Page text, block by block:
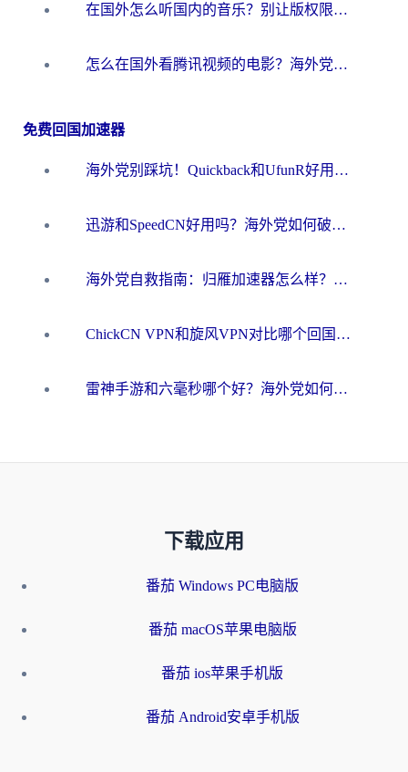
在国外怎么听国内的音乐？别让版权限制断了你的华语歌单
怎么在国外看腾讯视频的电影？海外党亲测有效的回国加速指南
免费回国加速器
海外党别踩坑！Quickback和UfunR好用吗？选对回国加速器才能无缝刷国内资源
迅游和SpeedCN好用吗？海外党如何破解那道看不见的墙
海外党自救指南：归雁加速器怎么样？教你避开坑实现国内资源无缝访问
ChickCN VPN和旋风VPN对比哪个回国效果更好？海外用户的选择困境与出路
雷神手游和六毫秒哪个好？海外党如何真正解锁国内资源
下载应用
番茄 Windows PC电脑版
番茄 macOS苹果电脑版
番茄 ios苹果手机版
番茄 Android安卓手机版